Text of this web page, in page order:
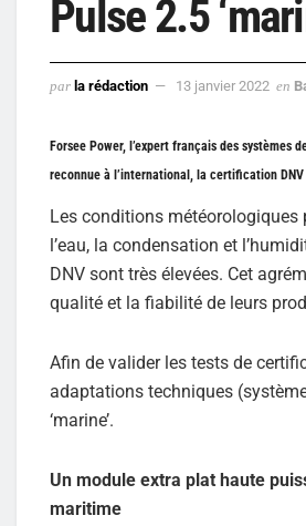
Pulse 2.5
par la rédaction 13 janvier 2022 en
Forsee Power, l’expert français des
reconnue à l’international, la certification
Les conditions
l’eau, la condensation et
DNV sont très élevées. Cet
qualité et la fiabilité de leurs
Afin de valider les tests de
adaptations techniques
‘marine’.
Un module extra plat haute
maritime